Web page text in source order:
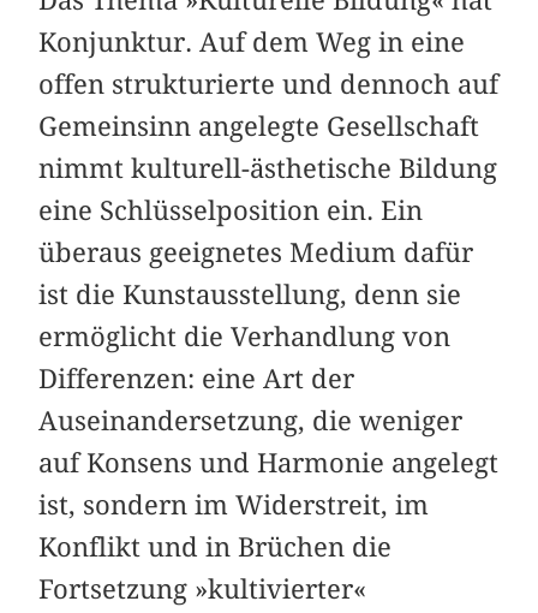
Konjunktur. Auf dem Weg in eine
offen strukturierte und dennoch auf
Gemeinsinn angelegte Gesellschaft
nimmt kulturell-ästhetische Bildung
eine Schlüsselposition ein. Ein
überaus geeignetes Medium dafür
ist die Kunstausstellung, denn sie
ermöglicht die Verhandlung von
Differenzen: eine Art der
Auseinandersetzung, die weniger
auf Konsens und Harmonie angelegt
ist, sondern im Widerstreit, im
Konflikt und in Brüchen die
Fortsetzung »kultivierter«